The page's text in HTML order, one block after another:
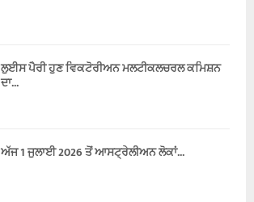
ਲੁਈਸ ਪੈਰੀ ਹੁਣ ਵਿਕਟੋਰੀਅਨ ਮਲਟੀਕਲਚਰਲ ਕਮਿਸ਼ਨ
ਦਾ...
ਅੱਜ 1 ਜੁਲਾਈ 2026 ਤੋਂ ਆਸਟ੍ਰੇਲੀਅਨ ਲੋਕਾਂ...